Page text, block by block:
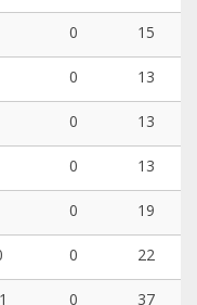
0
15
0
13
0
13
0
13
0
19
0
22
0
37